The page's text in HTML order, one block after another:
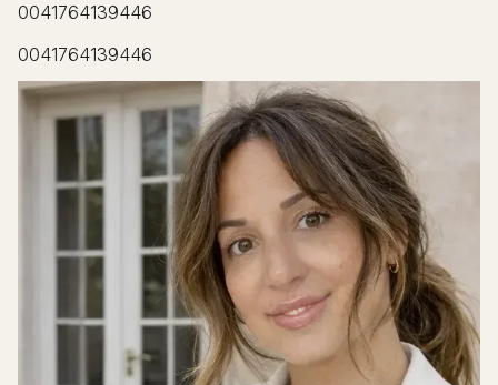
0041764139446
0041764139446